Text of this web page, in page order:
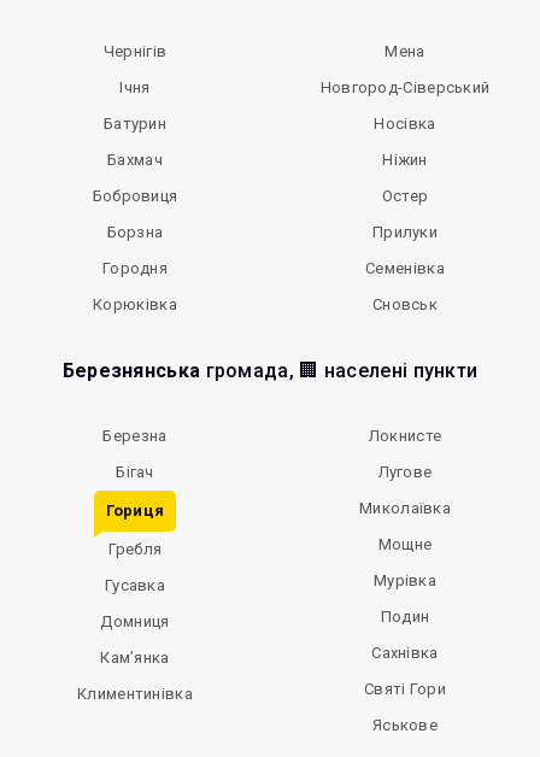
Чернігів
Ічня
Батурин
Бахмач
Бобровиця
Борзна
Городня
Корюківка
Мена
Новгород-Сіверський
Носівка
Ніжин
Остер
Прилуки
Семенівка
Сновськ
Березнянська громада, 🏢 населені пункти
Березна
Бігач
Гориця
Гребля
Гусавка
Домниця
Кам’янка
Климентинівка
Локнисте
Лугове
Миколаївка
Мощне
Мурівка
Подин
Сахнівка
Святі Гори
Яськове